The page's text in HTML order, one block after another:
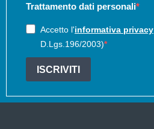
Trattamento dati personali
Accetto l'informativa privacy
D.Lgs.196/2003)
ISCRIVITI